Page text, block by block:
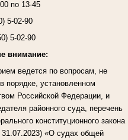
по 13-45
5-02-90
5-02-90
внимание:
ведется по вопросам, не
установленном
Российской Федерации, и
районного суда, перечень
конституционного закона
«О судах общей